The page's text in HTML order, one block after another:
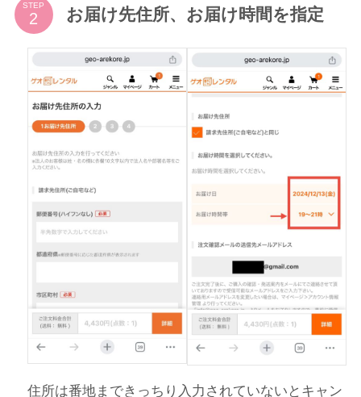
STEP お届け先住所、お届け時間を指定
住所は番地まできっちり入力されていないとキャン